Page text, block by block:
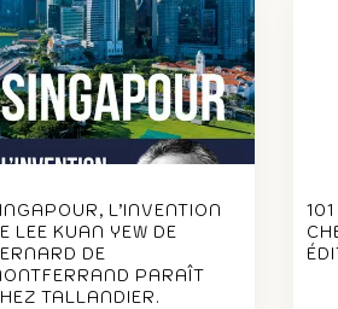
L’INVENTION
LEE KUAN YEW DE
DE
PARAÎT
TALLANDIER.